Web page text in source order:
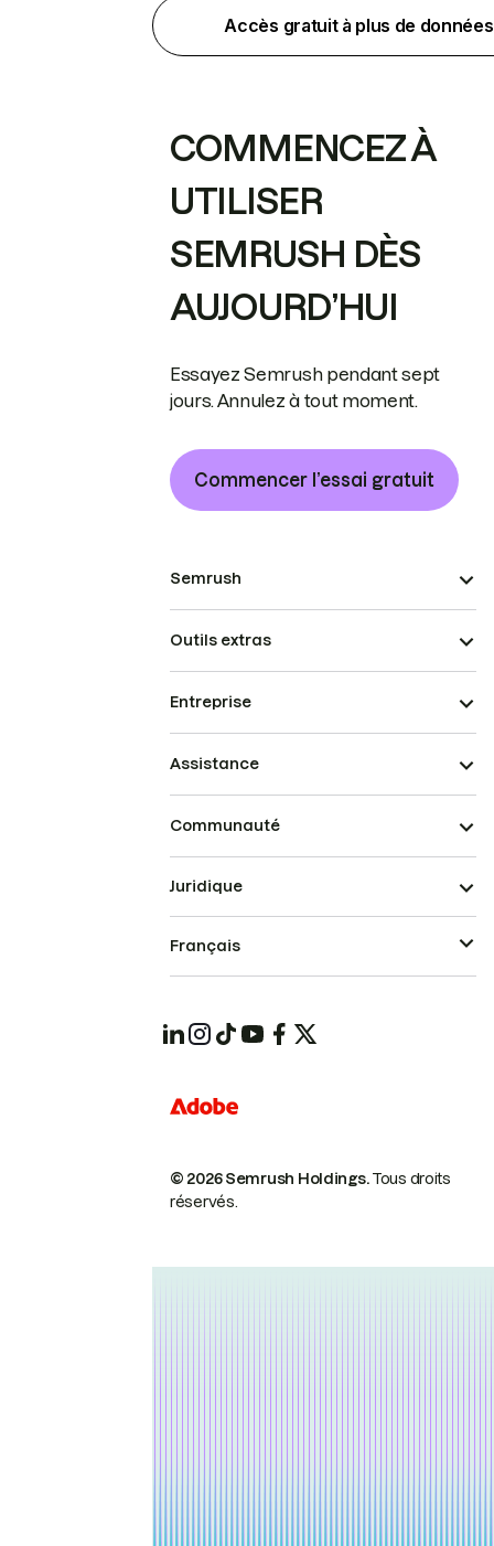
Accès gratuit à plus de données
COMMENCEZ À
UTILISER
SEMRUSH DÈS
AUJOURD’HUI
Essayez Semrush pendant sept
jours. Annulez à tout moment.
Commencer l’essai gratuit
Semrush
Outils extras
Entreprise
Assistance
Communauté
© 2026 Semrush Holdings.Tous droits
réservés.
Juridique
Français